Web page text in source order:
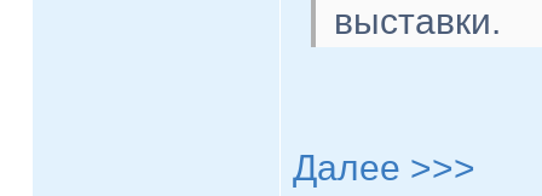
выставки.
Далее >>>